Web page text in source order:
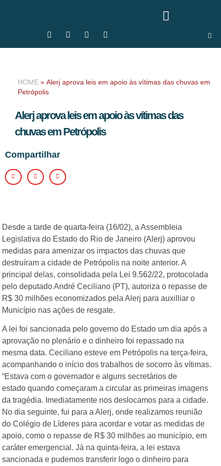
HOME » Alerj aprova leis em apoio às vítimas das chuvas em
Petrópolis
Alerj aprova leis em apoio às vítimas das
chuvas em Petrópolis
Compartilhar
Desde a tarde de quarta-feira (16/02), a Assembleia
Legislativa do Estado do Rio de Janeiro (Alerj) aprovou
medidas para amenizar os impactos das chuvas que
destruíram a cidade de Petrópolis na noite anterior. A
principal delas, consolidada pela Lei 9.562/22, protocolada
pelo deputado André Ceciliano (PT), autoriza o repasse de
R$ 30 milhões economizados pela Alerj para auxilliar o
Município nas ações de resgate.
A lei foi sancionada pelo governo do Estado um dia após a
aprovação no plenário e o dinheiro foi repassado na
mesma data. Ceciliano esteve em Petrópolis na terça-feira,
acompanhando o início dos trabalhos de socorro às vítimas.
“Estava com o governador e alguns secretários de
estado quando começaram a circular as primeiras imagens
da tragédia. Imediatamente nos deslocamos para a cidade.
No dia seguinte, fui para a Alerj, onde realizamos reunião
do Colégio de Líderes para acordar e votar as medidas de
apoio, como o repasse de R$ 30 milhões ao município, em
caráter emergencial. Já na quinta-feira, a lei estava
sancionada e pudemos transferir logo o dinheiro para